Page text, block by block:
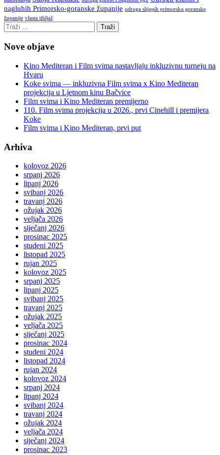
nagluhih Primorsko-goranske županije udruga slijepih primorsko goranske
županije vlasta tibljaš
Nove objave
Kino Mediteran i Film svima nastavljaju inkluzivnu turneju na
Hvaru
Koke svima — inkluzivna Film svima x Kino Mediteran
projekcija u Ljetnom kinu Bačvice
Film svima i Kino Mediteran premijerno
110. Film svima projekcija u 2026., prvi Cinehill i premijera
Koke
Film svima i Kino Mediteran, prvi put
Arhiva
kolovoz 2026
srpanj 2026
lipanj 2026
svibanj 2026
travanj 2026
ožujak 2026
veljača 2026
siječanj 2026
prosinac 2025
studeni 2025
listopad 2025
rujan 2025
kolovoz 2025
srpanj 2025
lipanj 2025
svibanj 2025
travanj 2025
ožujak 2025
veljača 2025
siječanj 2025
prosinac 2024
studeni 2024
listopad 2024
rujan 2024
kolovoz 2024
srpanj 2024
lipanj 2024
svibanj 2024
travanj 2024
ožujak 2024
veljača 2024
siječanj 2024
prosinac 2023